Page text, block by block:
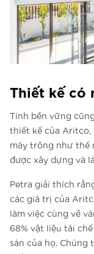
Thiết kế có
Tính bền vững
thiết kế của Aritco,
máy trông như thế
được xây dựng và
Petra giải thích
các giá trị của
làm việc cùng về
68% vật liệu tái
sàn của họ. Chúng